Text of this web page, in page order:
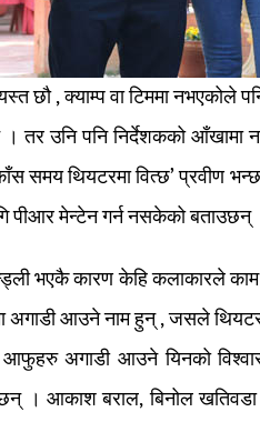
छौ , क्याम्प वा टिममा नभएकोले
। तर उनि पनि निर्देशकको आँखामा
समय थियटरमा वित्छ’ प्रवीण
पीआर मेन्टेन गर्न नसकेको बताउछन्
भएकै कारण केहि कलाकारले
अगाडी आउने नाम हुन् , जसले
आफुहरु अगाडी आउने यिनको
। आकाश बराल, बिनोल